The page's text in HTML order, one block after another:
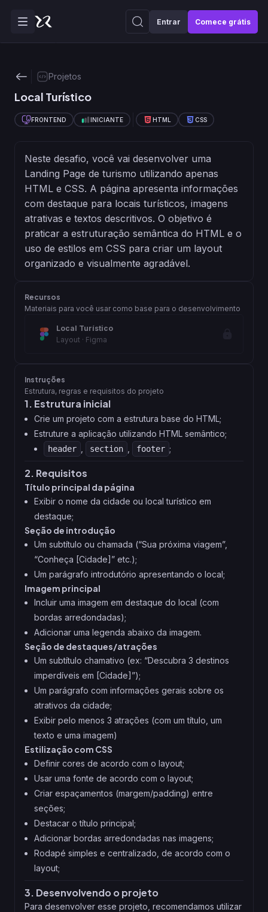
Entrar Comece grátis
Projetos
Local Turístico
FRONTEND INICIANTE HTML CSS
Conheça o projeto
Neste desafio, você vai desenvolver uma
Landing Page de turismo utilizando apenas
HTML e CSS. A página apresenta informações
com destaque para locais turísticos, imagens
atrativas e textos descritivos. O objetivo é
praticar a estruturação semântica do HTML e o
uso de estilos em CSS para criar um layout
organizado e visualmente agradável.
Recursos
Materiais para você usar como base para o desenvolvimento
Local Turístico
Layout · Figma
Instruções
Estrutura, regras e requisitos do projeto
1. Estrutura inicial
Crie um projeto com a estrutura base do HTML;
Estruture a aplicação utilizando HTML semântico;
header section footer ;
2. Requisitos
Título principal da página
Exibir o nome da cidade ou local turístico em
destaque;
Seção de introdução
Um subtítulo ou chamada (“Sua próxima viagem”,
“Conheça [Cidade]” etc.);
Um parágrafo introdutório apresentando o local;
Imagem principal
Incluir uma imagem em destaque do local (com
bordas arredondadas);
Adicionar uma legenda abaixo da imagem.
Seção de destaques/atrações
Um subtítulo chamativo (ex: “Descubra 3 destinos
imperdíveis em [Cidade]”);
Um parágrafo com informações gerais sobre os
atrativos da cidade;
Exibir pelo menos 3 atrações (com um título, um
texto e uma imagem)
Estilização com CSS
Definir cores de acordo com o layout;
Usar uma fonte de acordo com o layout;
Criar espaçamentos (margem/padding) entre
seções;
Destacar o título principal;
Adicionar bordas arredondadas nas imagens;
Rodapé simples e centralizado, de acordo com o
layout;
3. Desenvolvendo o projeto
Para desenvolver esse projeto, recomendamos utilizar